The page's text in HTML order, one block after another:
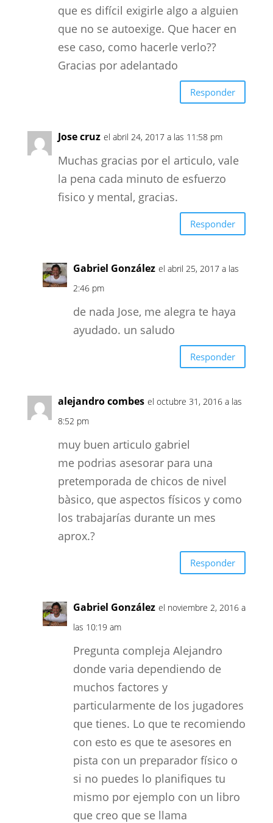
que es difícil exigirle algo a alguien
que no se autoexige. Que hacer en
ese caso, como hacerle verlo??
Gracias por adelantado
Responder
Jose cruz el abril 24, 2017 a las 11:58 pm
Muchas gracias por el articulo, vale
la pena cada minuto de esfuerzo
fisico y mental, gracias.
Responder
Gabriel González el abril 25, 2017 a las
2:46 pm
de nada Jose, me alegra te haya
ayudado. un saludo
Responder
alejandro combes el octubre 31, 2016 a las
8:52 pm
muy buen articulo gabriel
me podrias asesorar para una
pretemporada de chicos de nivel
bàsico, que aspectos físicos y como
los trabajarías durante un mes
aprox.?
Responder
Gabriel González el noviembre 2, 2016 a
las 10:19 am
Pregunta compleja Alejandro
donde varia dependiendo de
muchos factores y
particularmente de los jugadores
que tienes. Lo que te recomiendo
con esto es que te asesores en
pista con un preparador físico o
si no puedes lo planifiques tu
mismo por ejemplo con un libro
que creo que se llama